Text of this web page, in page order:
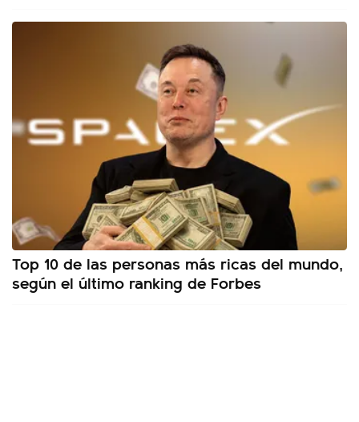
Top 10 de las personas más ricas del mundo,
según el último ranking de Forbes